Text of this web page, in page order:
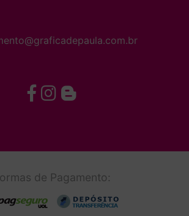
de Pagamento: